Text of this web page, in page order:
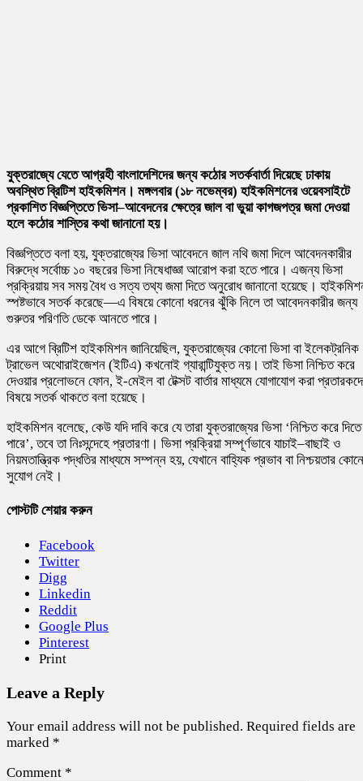
যুক্তরাজ্যে যেতে আগ্রহী বাংলাদেশিদের জন্য কঠোর সতর্কবার্তা দিয়েছে ঢাকায়
অবস্থিত ব্রিটিশ হাইকমিশন। মঙ্গলবার (১৮ নভেম্বর) হাইকমিশনের ওয়েবসাইটে
প্রকাশিত বিজ্ঞপ্তিতে ভিসা–আবেদনের ক্ষেত্রে জাল বা ভুয়া কাগজপত্র জমা দেওয়া
হলে কঠোর শাস্তির কথা জানানো হয়।
বিজ্ঞপ্তিতে বলা হয়, যুক্তরাজ্যের ভিসা আবেদনে জাল নথি জমা দিলে আবেদনকারীর
বিরুদ্ধে সর্বোচ্চ ১০ বছরের ভিসা নিষেধাজ্ঞা আরোপ করা হতে পারে। এজন্য ভিসা
প্রক্রিয়ায় সব সময় বৈধ ও সত্য তথ্য জমা দিতে অনুরোধ জানানো হয়েছে।
স্পষ্টভাবে সতর্ক করেছে—এ বিষয়ে কোনো ধরনের ঝুঁকি নিলে তা আবেদনকারীর জন্য
গুরুতর পরিণতি ডেকে আনতে পারে।
এর আগে ব্রিটিশ হাইকমিশন জানিয়েছিল, যুক্তরাজ্যের কোনো ভিসা বা ইলেকট্রনিক
ট্রাভেল অথোরাইজেশন (ইটিএ) কখনোই গ্যারান্টিযুক্ত নয়। তাই ভিসা নিশ্চিত করে
দেওয়ার প্রলোভনে ফোন, ই-মেইল বা টেক্সট বার্তার মাধ্যমে যোগাযোগ করা
বিষয়ে সতর্ক থাকতে বলা হয়েছে।
হাইকমিশন বলেছে, কেউ যদি দাবি করে যে তারা যুক্তরাজ্যের ভিসা ‘নিশ্চিত করে দিতে
পারে’, তবে তা নিঃসন্দেহে প্রতারণা। ভিসা প্রক্রিয়া সম্পূর্ণভাবে যাচাই–বাছাই ও
নিয়মতান্ত্রিক পদ্ধতির মাধ্যমে সম্পন্ন হয়, যেখানে বাহ্যিক প্রভাব বা নিশ্চয়তার
সুযোগ নেই।
পোস্টটি শেয়ার করুন
Facebook
Twitter
Digg
Linkedin
Reddit
Google Plus
Pinterest
Print
Leave a Reply
Your email address will not be published. Required fields are
marked *
Comment *